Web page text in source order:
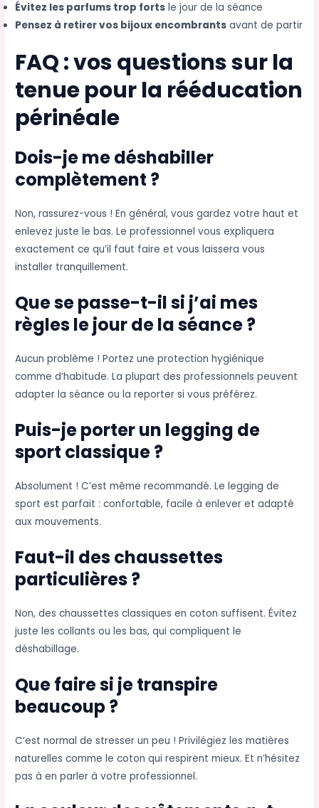
Évitez les parfums trop forts le jour de la séance
Pensez à retirer vos bijoux encombrants avant de partir
FAQ : vos questions sur la
tenue pour la rééducation
périnéale
Dois-je me déshabiller
complètement ?
Non, rassurez-vous ! En général, vous gardez votre haut et
enlevez juste le bas. Le professionnel vous expliquera
exactement ce qu’il faut faire et vous laissera vous
installer tranquillement.
Que se passe-t-il si j’ai mes
règles le jour de la séance ?
Aucun problème ! Portez une protection hygiénique
comme d’habitude. La plupart des professionnels peuvent
adapter la séance ou la reporter si vous préférez.
Puis-je porter un legging de
sport classique ?
Absolument ! C’est même recommandé. Le legging de
sport est parfait : confortable, facile à enlever et adapté
aux mouvements.
Faut-il des chaussettes
particulières ?
Non, des chaussettes classiques en coton suffisent. Évitez
juste les collants ou les bas, qui compliquent le
déshabillage.
Que faire si je transpire
beaucoup ?
C’est normal de stresser un peu ! Privilégiez les matières
naturelles comme le coton qui respirent mieux. Et n’hésitez
pas à en parler à votre professionnel.